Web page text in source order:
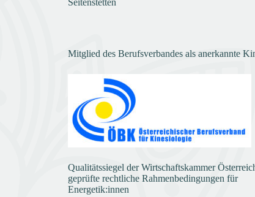
Seitenstetten
Mitglied des Berufsverbandes als anerkannte
Qualitätssiegel der Wirtschaftskammer
geprüfte rechtliche Rahmenbedingungen für
Energetik:innen